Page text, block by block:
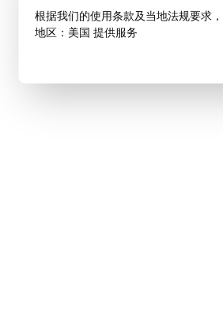
根据我们的使用条款及当地法规要求
地区：美国 提供服务